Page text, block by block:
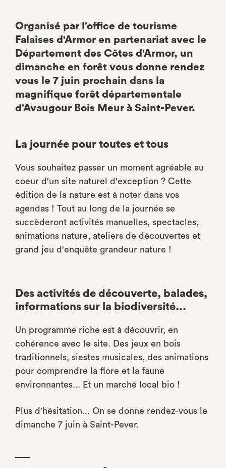
Organisé par l'office de tourisme
Falaises d'Armor en partenariat avec le
Département des Côtes d'Armor, un
dimanche en forêt vous donne rendez
vous le 7 juin prochain dans la
magnifique forêt départementale
d'Avaugour Bois Meur à Saint-Pever.
La journée pour toutes et tous
Vous souhaitez passer un moment agréable au
coeur d'un site naturel d'exception ? Cette
édition de la nature est à noter dans vos
agendas ! Tout au long de la journée se
succèderont activités manuelles, spectacles,
animations nature, ateliers de découvertes et
grand jeu d'enquête grandeur nature !
Des activités de découverte, balades,
informations sur la biodiversité...
Un programme riche est à découvrir, en
cohérence avec le site. Des jeux en bois
traditionnels, siestes musicales, des animations
pour comprendre la flore et la faune
environnantes... Et un marché local bio !
Plus d'hésitation... On se donne rendez-vous le
dimanche 7 juin à Saint-Pever.